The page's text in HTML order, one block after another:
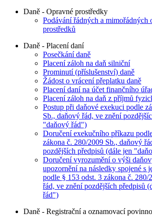
Daně - Opravné prostředky
Podávání řádných a mimořádných
prostředků
Daně - Placení daní
Posečkání daně
Placení záloh na daň silniční
Prominutí (příslušenství) daně
Žádost o vrácení přeplatku daně
Placení daní na účet finančního
Placení záloh na daň z příjmů
Postup při daňové exekuci podle
Sb., daňový řád, ve znění
"daňový řád")
Doručení exekučního příkazu
zákona č. 280/2009 Sb., daňový
pozdějších předpisů (dále jen
Doručení vyrozumění o výši
upozornění na následky spojené s
podle § 153 odst. 3 zákona č. 280/
řád, ve znění pozdějších předpisů
řád")
Daně - Registrační a oznamovací